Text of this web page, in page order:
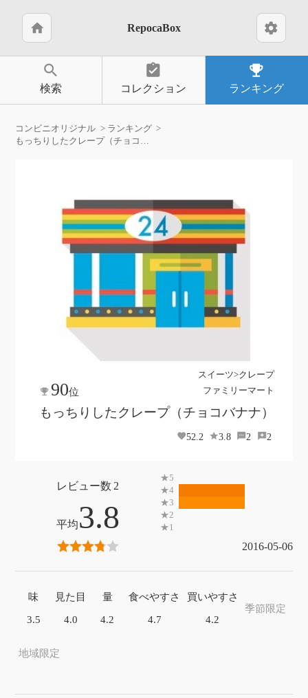
home RepocaBox settings
search
検索
assignment_turned_in
コレクション
emoji_events
ランキング
コンビニオリジナル
ランキング
スイーツ>クレープ
ファミリーマート
90位
もっちりしたクレープ（チョコバナナ）
52.2 3.8 2 2
2
3.8
2016-05-06
味
3.5
見た目
4.0
量
4.2
食べやすさ
4.7
買いやすさ
4.2
季節限定
地域限定